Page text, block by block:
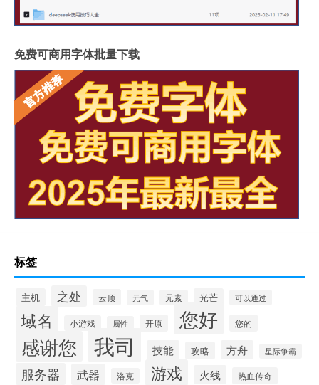
免费可商用字体批量下载
标签
主机 之处 云顶 元气 元素 光芒 可以通过
域名 小游戏 属性 开原 您好 您的
感谢您 我司 技能 攻略 方舟 星际争霸
服务器 武器 洛克 游戏 火线 热血传奇